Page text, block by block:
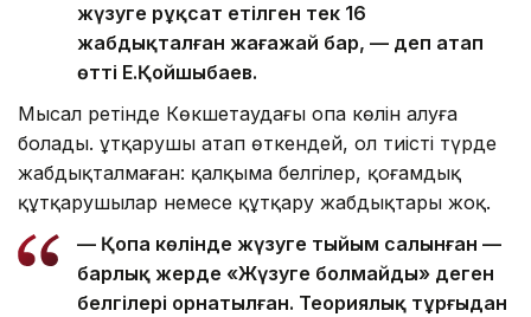
жүзуге рұқсат етілген тек 16
жабдықталған жағажай бар, — деп атап
өтті Е.Қойшыбаев.
Мысал ретінде Көкшетаудағы Қопа көлін алуға
болады. Құтқарушы атап өткендей, ол тиісті түрде
жабдықталмаған: қалқыма белгілер, қоғамдық
құтқарушылар немесе құтқару жабдықтары жоқ.
— Қопа көлінде жүзуге тыйым салынған —
барлық жерде «Жүзуге болмайды» деген
белгілері орнатылған. Теориялық тұрғыдан